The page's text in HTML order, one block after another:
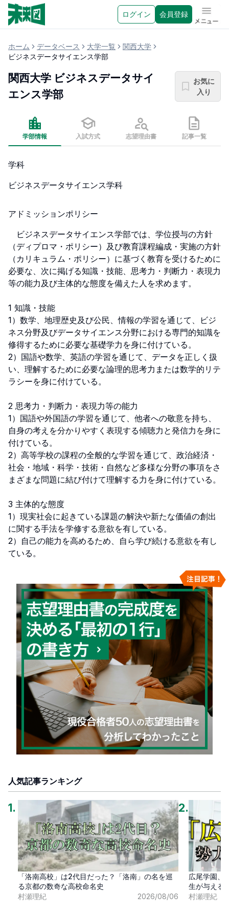
ログイン 会員登録 メニュ
ホーム データベース 大学一覧
関西大学
ビジネスデータサイエンス学部
関西大学 ビジネスデータサイ
エンス学部
お気に
入り
学部情報 入試方式 志望理由書 記事一覧
学科
ビジネスデータサイエンス学科
アドミッションポリシー
ビジネスデータサイエンス学部では、学位授与の方針
（ディプロマ・ポリシー）及び教育課程編成・実施の方針
（カリキュラム・ポリシー）に基づく教育を受けるために
必要な、次に掲げる知識・技能、思考力・判断力・表現力
等の能力及び主体的な態度を備えた人を求めます。
1 知識・技能
1）数学、地理歴史及び公民、情報の学習を通じて、ビジ
ネス分野及びデータサイエンス分野における専門的知識を
修得するために必要な基礎学力を身に付けている。
2）国語や数学、英語の学習を通じて、データを正しく扱
い、理解するために必要な論理的思考力または数学的リテ
ラシーを身に付けている。
2 思考力・判断力・表現力等の能力
1）国語や外国語の学習を通じて、他者への敬意を持ち、
自身の考えを分かりやすく表現する傾聴力と発信力を身に
付けている。
2）高等学校の課程の全般的な学習を通じて、政治経済・
社会・地域・科学・技術・自然など多様な分野の事項をさ
まざまな問題に結び付けて理解する力を身に付けている。
3 主体的な態度
1）現実社会に起きている課題の解決や新たな価値の創出
に関する手法を学修する意欲を有している。
2）自己の能力を高めるため、自ら学び続ける意欲を有し
ている。
人気記事ランキング
1 .
「洛南高校」は2代目だった？「洛南」の名を巡
る京都の数奇な高校命名史
村瀬理紀
2026/08/06
2.
広尾学園、
生が与える
村瀬理紀